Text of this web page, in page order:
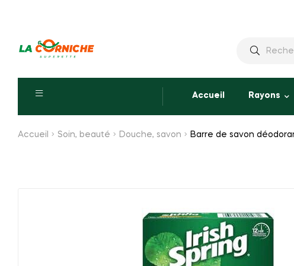
Recherche
Accueil Rayons
Accueil Soin, beauté Douche, savon Barre de savon